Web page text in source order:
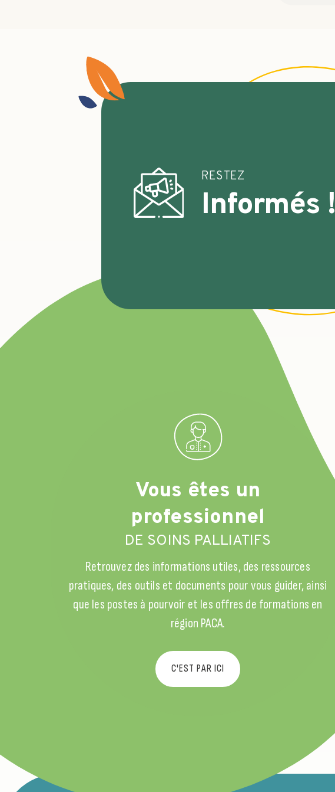
RESTEZ
Informés !
Vous êtes un
professionnel
DE SOINS PALLIATIFS
Retrouvez des informations utiles, des ressources
pratiques, des outils et documents pour vous guider, ainsi
que les postes à pourvoir et les offres de formations en
région PACA.
C'EST PAR ICI